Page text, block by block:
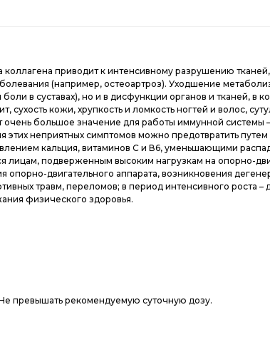
приводит к интенсивному разрушению
(например, остеоартроз). Уходшение
в суставах), но и в дисфункции органов и тканей,
кожи, хрупкость и ломкость ногтей и волос,
большое значение для работы иммунной системы
неприятных симптомов можно предотвратить
кальция, витаминов С и В6, уменьшающими
подверженным высоким нагрузкам на опорно-
двигательного аппарата, возникновения
травм, переломов; в период интенсивного роста –
физического здоровья.
превышать рекомендуемую суточную дозу.